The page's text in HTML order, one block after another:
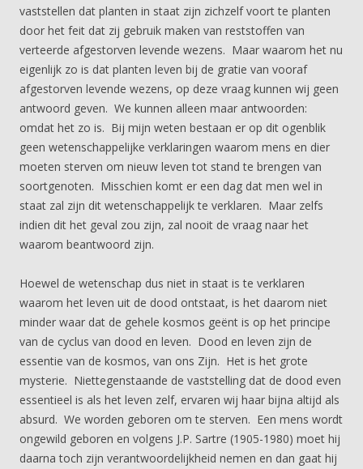
vaststellen dat planten in staat zijn zichzelf voort te planten
door het feit dat zij gebruik maken van reststoffen van
verteerde afgestorven levende wezens. Maar waarom het nu
eigenlijk zo is dat planten leven bij de gratie van vooraf
afgestorven levende wezens, op deze vraag kunnen wij geen
antwoord geven. We kunnen alleen maar antwoorden:
omdat het zo is. Bij mijn weten bestaan er op dit ogenblik
geen wetenschappelijke verklaringen waarom mens en dier
moeten sterven om nieuw leven tot stand te brengen van
soortgenoten. Misschien komt er een dag dat men wel in
staat zal zijn dit wetenschappelijk te verklaren. Maar zelfs
indien dit het geval zou zijn, zal nooit de vraag naar het
waarom beantwoord zijn.
Hoewel de wetenschap dus niet in staat is te verklaren
waarom het leven uit de dood ontstaat, is het daarom niet
minder waar dat de gehele kosmos geënt is op het principe
van de cyclus van dood en leven. Dood en leven zijn de
essentie van de kosmos, van ons Zijn. Het is het grote
mysterie. Niettegenstaande de vaststelling dat de dood even
essentieel is als het leven zelf, ervaren wij haar bijna altijd als
absurd. We worden geboren om te sterven. Een mens wordt
ongewild geboren en volgens J.P. Sartre (1905-1980) moet hij
daarna toch zijn verantwoordelijkheid nemen en dan gaat hij